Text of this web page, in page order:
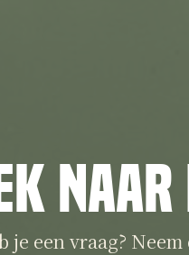
je een vraag?